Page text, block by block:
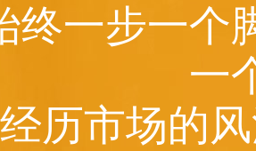
终一步一个
一
历市场的